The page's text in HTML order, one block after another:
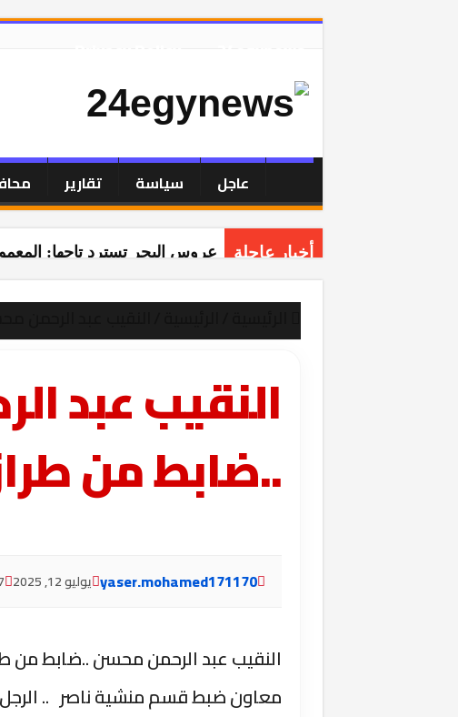
عاجل سياسة تقارير
أخبار عاجلة عروس البحر تسترد تاجها:
النقيب عبد
..ضابط من
yaser.mohamed171170 يوليو 12, 2025
النقيب عبد الرحمن محسن ..ضابط من
معاون ضبط قسم منشية ناصر ..